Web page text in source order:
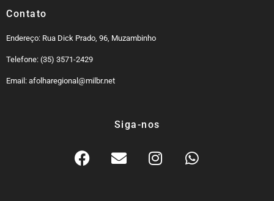
Contato
Endereço: Rua Dick Prado, 96, Muzambinho
Telefone: (35) 3571-2429
Email: afolharegional@milbr.net
Siga-nos